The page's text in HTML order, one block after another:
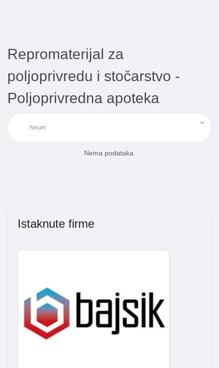
Repromaterijal za
poljoprivredu i stočarstvo -
Poljoprivredna apoteka
Nema podataka.
Istaknute firme